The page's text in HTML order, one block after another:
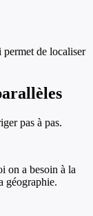
permet de localiser
pas à pas.
on a besoin à la
géographie.